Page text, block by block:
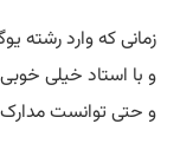
زمانی که وارد رشته
و با استاد خیلی
و حتی توانست